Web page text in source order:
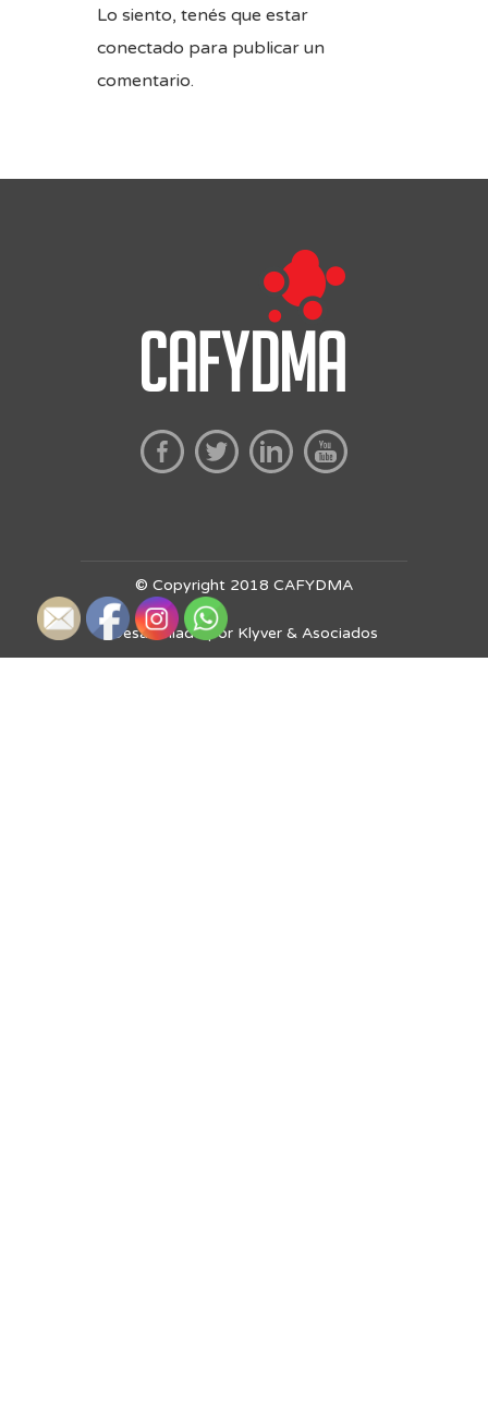
Lo siento, tenés que estar
conectado para publicar un
comentario.
© Copyright 2018 CAFYDMA
Desarrollado por Klyver & Asociados